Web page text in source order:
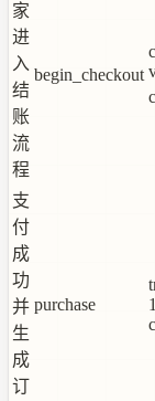
家
进
入
结
账
流
程
begin_checkout
支
付
成
功
并
生
成
订
purchase